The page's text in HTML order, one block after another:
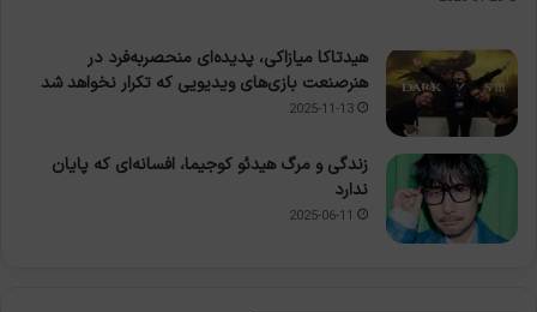
هیدتاکا میازاکی، پدیده‌ای منحصربه‌فرد در
هنرصنعت بازی‌های ویدیویی که تکرار نخواهد شد
2025-11-13
زندگی و مرگ هیدئو کوجیما، افسانه‌ای که پایان
ندارد
2025-06-11